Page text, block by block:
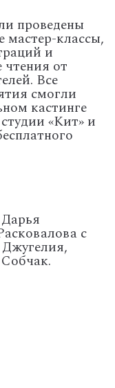
проведены
мастер-классы,
и
от
Все
смогли
кастинге
«Кит» и
Дарья
с